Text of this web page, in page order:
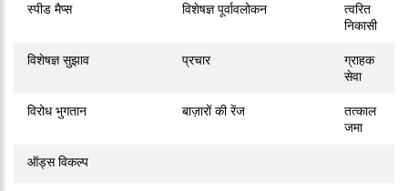
स्पीड मैप्स विशेषज्ञ पूर्वावलोकन
त्वरित
निकासी
विशेषज्ञ सुझाव प्रचार
ग्राहक
सेवा
विरोध भुगतान बाज़ारों की रेंज
तत्काल
जमा
ऑड्स विकल्प